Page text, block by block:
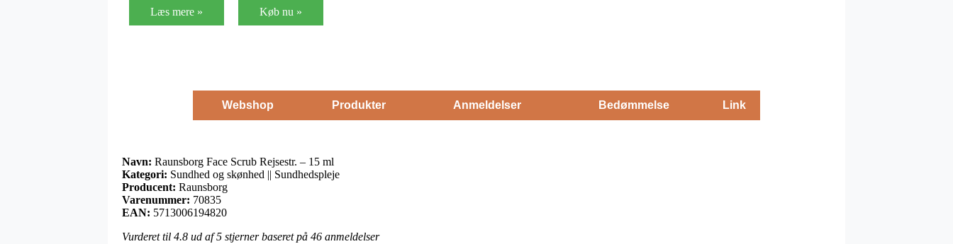
Læs mere » Køb nu »
Webshop Produkter Anmeldelser Bedømmelse Link
Navn: Raunsborg Face Scrub Rejsestr. – 15 ml
Kategori: Sundhed og skønhed || Sundhedspleje
Producent: Raunsborg
Varenummer: 70835
EAN: 5713006194820
Vurderet til 4.8 ud af 5 stjerner baseret på 46 anmeldelser